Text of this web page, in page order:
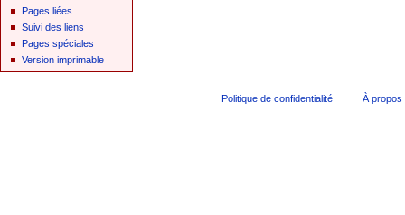
Pages liées
Suivi des liens
Pages spéciales
Version imprimable
Politique de confidentialité À propos